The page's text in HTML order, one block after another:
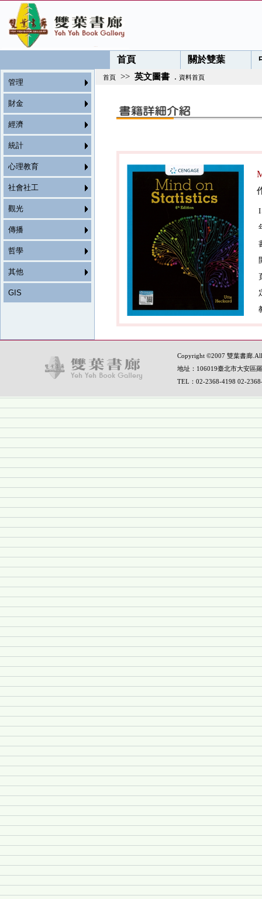
首頁 關於雙葉
管理
財金
經濟
統計
心理教育
社會社工
觀光
傳播
哲學
其他
GIS
首頁 >> 英文圖書 . 資料首頁
Copyright ©2007 雙葉書廊.All
地址：106019臺北市大安區
TEL：02-2368-4198 02-